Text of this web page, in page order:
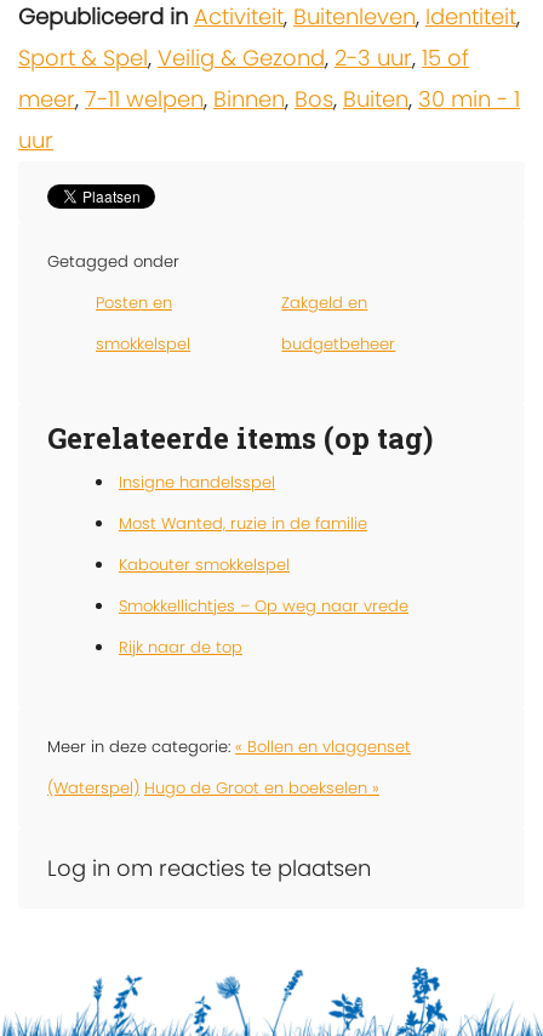
Gepubliceerd in Activiteit, Buitenleven, Identiteit,
Sport & Spel, Veilig & Gezond, 2-3 uur, 15 of
meer, 7-11 welpen, Binnen, Bos, Buiten, 30 min - 1
uur
Getagged onder
Posten en
smokkelspel
Zakgeld en
budgetbeheer
Gerelateerde items (op tag)
Insigne handelsspel
Most Wanted, ruzie in de familie
Kabouter smokkelspel
Smokkellichtjes – Op weg naar vrede
Rijk naar de top
Meer in deze categorie: « Bollen en vlaggenset
(Waterspel) Hugo de Groot en boekselen »
Log in om reacties te plaatsen